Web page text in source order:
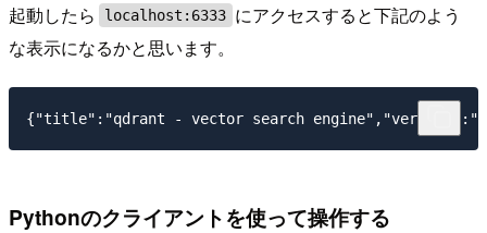
起動したら localhost:6333 にアクセスすると下記のよう
な表示になるかと思います。
Pythonのクライアントを使って操作する